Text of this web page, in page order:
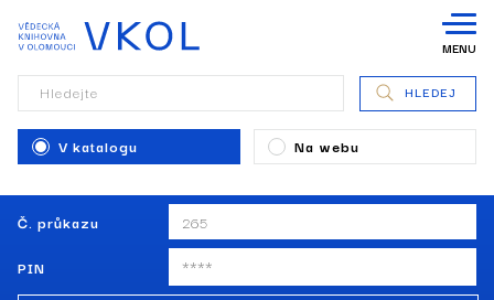
Č. průkazu
PIN
MENU
Hledejte
V katalogu Na webu
HLEDEJ